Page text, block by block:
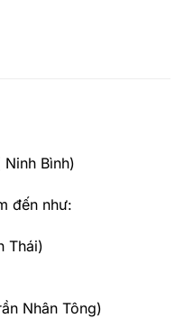
Bình)
đến như:
Thái)
Nhân Tông)